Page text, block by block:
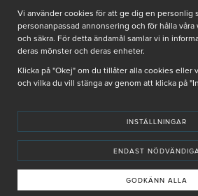
Genom att ge min e-post, accepterar jag Seth och
De uppgifter du matar in kommer endast
INNEHÅLLET OCH REKOMMENDATIONERNA PÅ DENNA SIDA
AV VÅRA AUKTORISERADE
Vi använder cookies för att ge dig en personlig
personanpassad annonsering och för hålla
och säkra. För detta ändamål samlar vi in
deras mönster och deras enheter.
Klicka på "Okej" om du tillåter alla cookies eller
och vilka du vill stänga av genom att klicka på
INSTÄLLNINGAR
ENDAST
GODKÄNN ALLA